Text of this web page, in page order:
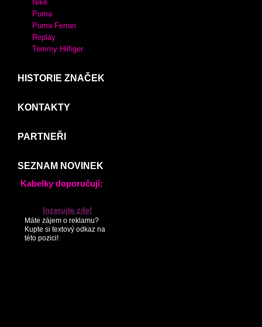
Gucci
RipCurl
MCM
Michael Kors
Cate Gray
Lacoste
Puma Ferrari
Tommy Hilfiger
HISTORIE ZNAČEK
PARTNEŘI